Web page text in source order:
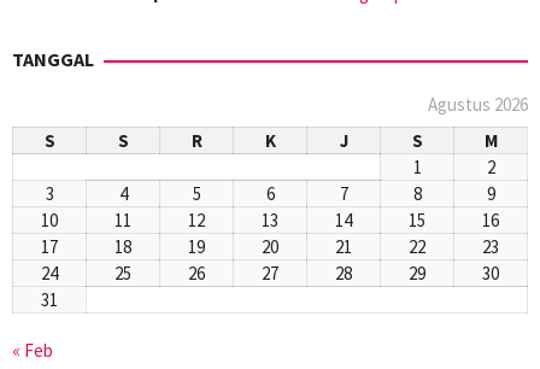
TANGGAL
Agustus 2026
S
S R K J S
M
1
2
3
4 5 6 7 8
9
10
11 12 13 14 15
16
17
18 19 20 21 22
23
24
25 26 27 28 29
30
31
« Feb